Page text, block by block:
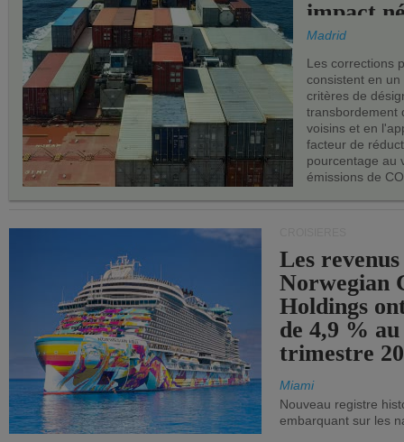
impact
les ports
Madrid
Les corrections
consistent en
critères de
transbordement
voisins et en
facteur de
pourcentage au
émissions de
Les
Norwegian
Holdings
de 4,9 %
trimestre
Miami
Nouveau registre
embarquant sur les